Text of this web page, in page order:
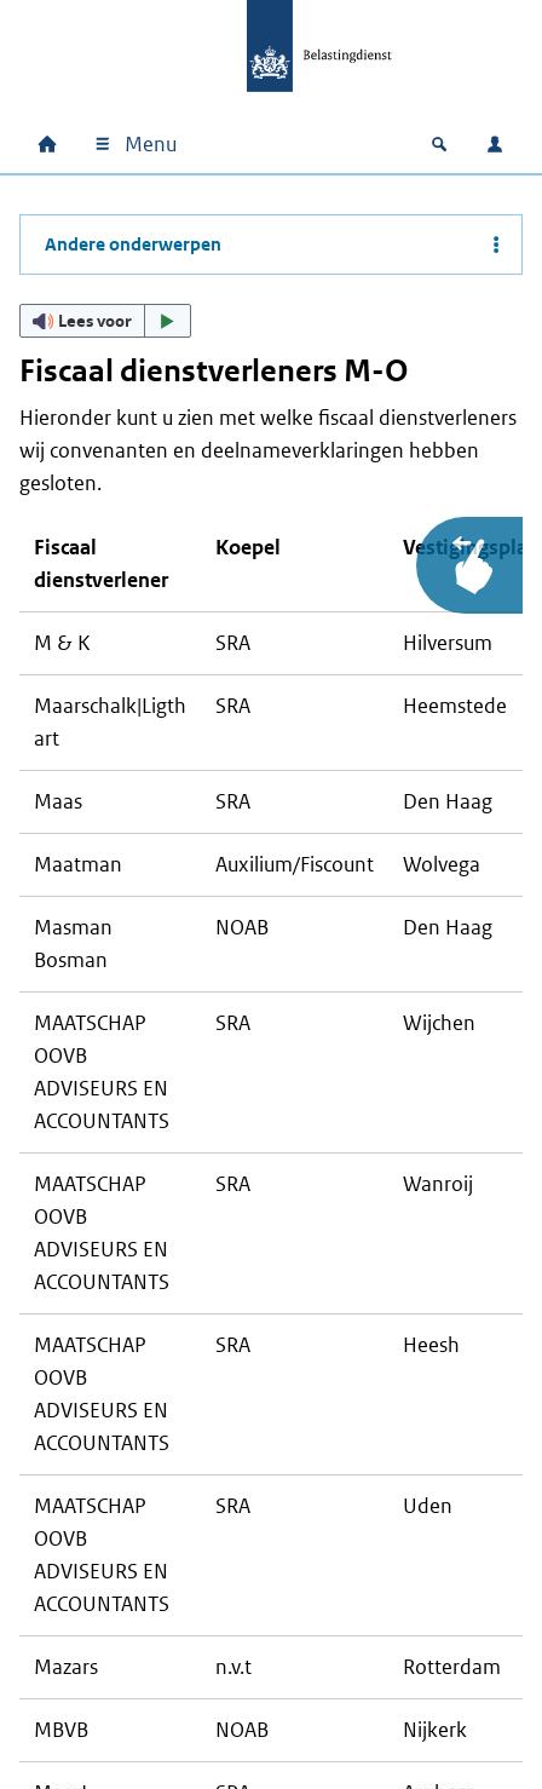
Hoofdnavigatie
Home Menu Open
Andere onderwerpen
Lees voor
Fiscaal dienstverleners M-O
Hieronder kunt u zien met welke fiscaal dienstverleners
wij convenanten en deelnameverklaringen hebben
gesloten.
Fiscaal
dienstverlener
Koepel
M & K SRA Hilversum
Maarschalk|Ligth
art
SRA Heemstede
Maas SRA Den Haag
Maatman Auxilium/Fiscount Wolvega
Masman
Bosman
NOAB Den Haag
MAATSCHAP
OOVB
ADVISEURS EN
ACCOUNTANTS
SRA Wijchen
MAATSCHAP
OOVB
ADVISEURS EN
ACCOUNTANTS
SRA Wanroij
MAATSCHAP
OOVB
ADVISEURS EN
ACCOUNTANTS
SRA Heesh
MAATSCHAP
OOVB
ADVISEURS EN
ACCOUNTANTS
SRA Uden
Mazars n.v.t Rotterdam
MBVB NOAB Nijkerk